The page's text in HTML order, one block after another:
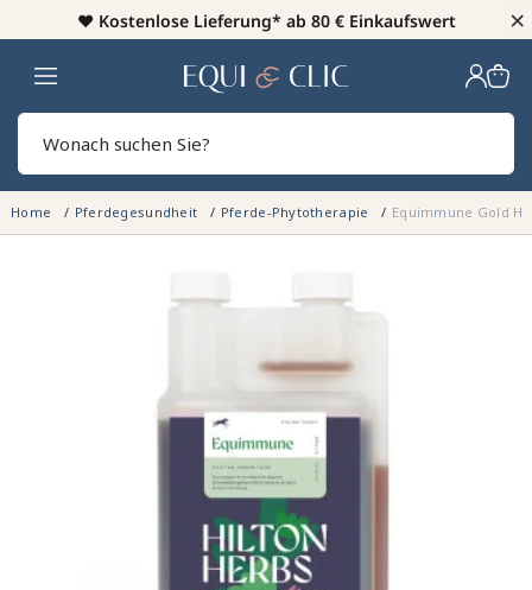
♥️ Kostenlose Lieferung* ab 80 € Einkaufswert ×
Heim
Home Pferdegesundheit Pferde-Phytotherapie Equimmune Gold